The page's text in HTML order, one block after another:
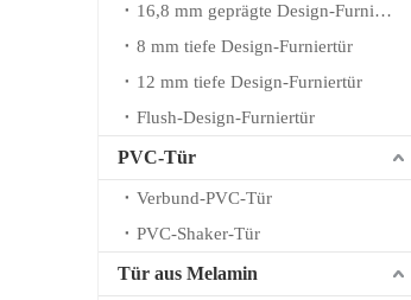
16,8 mm geprägte Design-Furniertür
8 mm tiefe Design-Furniertür
12 mm tiefe Design-Furniertür
Flush-Design-Furniertür
PVC-Tür
Verbund-PVC-Tür
PVC-Shaker-Tür
Tür aus Melamin